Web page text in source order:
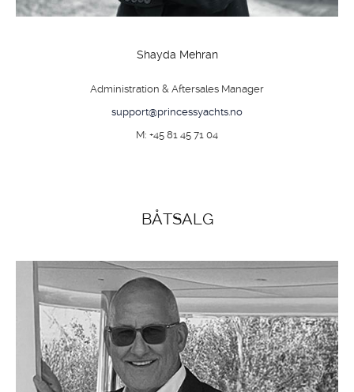
Shayda Mehran
Administration & Aftersales Manager
support@princessyachts.no
M: +45 81 45 71 04
BÅTSALG